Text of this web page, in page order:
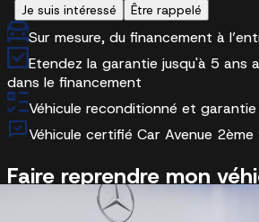
Je suis intéressé Être rappelé
Sur mesure, du financement à
Etendez la garantie jusqu'à 5 ans
dans le financement
Véhicule reconditionné et garantie
Véhicule certifié Car Avenue 2ème
Faire reprendre mon